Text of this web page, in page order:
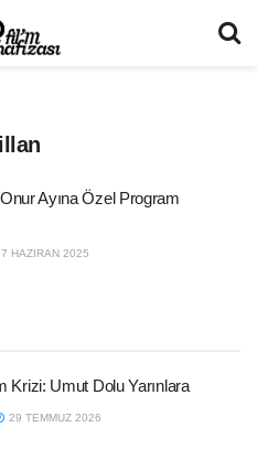
Ayına Özel Program
HAZIRAN 2025
Krizi: Umut Dolu Yarınlara
29 TEMMUZ 2026